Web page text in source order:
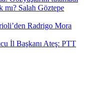
mı? Salah Göztepe
Radrigo Mora
İl Başkanı Ateş: PTT